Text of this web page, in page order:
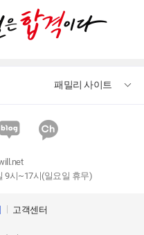
패밀리 사이트
9시~17시(일요일 휴무)
고객센터